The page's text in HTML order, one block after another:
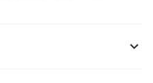
